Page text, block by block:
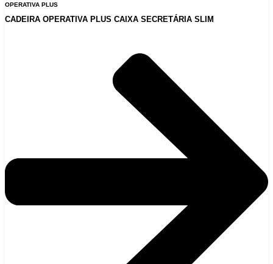
OPERATIVA PLUS
CADEIRA OPERATIVA PLUS CAIXA SECRETÁRIA SLIM